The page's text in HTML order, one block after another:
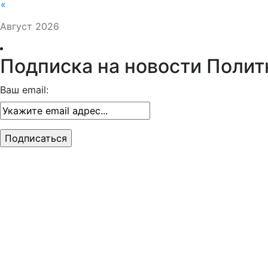
Август 2026
«
Подписка на новости
Ваш email: